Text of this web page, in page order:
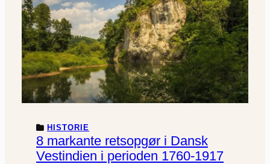
HISTORIE
8 markante retsopgør i Dansk
Vestindien i perioden 1760-1917